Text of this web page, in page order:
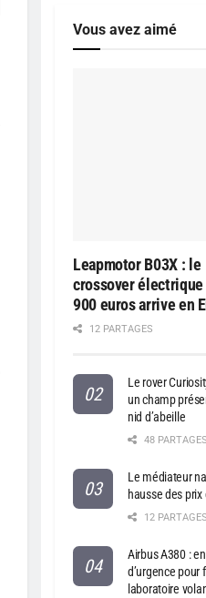
Vous avez aimé
Leapmotor B03X : le
crossover électrique
900 euros arrive en
12 PARTAGES
Le rover
un champ
nid d’abeille
48 PARTAGES
Le médiateur
hausse des prix
12 PARTAGES
Airbus A380 :
d’urgence pour
laboratoire